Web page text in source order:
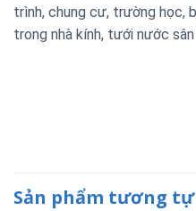
trình, chung cư, trường học,
trong nhà kính, tưới nước
Sản phẩm tương tự